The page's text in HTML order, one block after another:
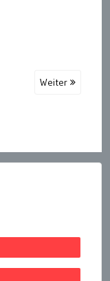
Weiter